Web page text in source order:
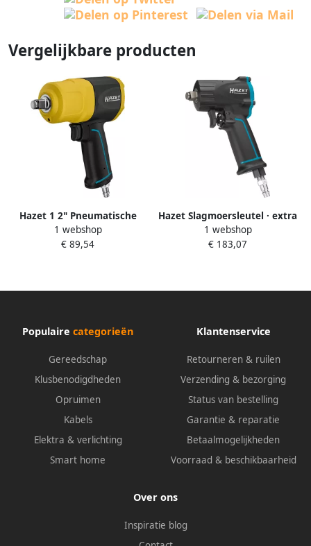
Vergelijkbare producten
Hazet 1 2" Pneumatische
Slagmoersleutel 9012SPC-2 ·
850 Nm · 1 2 inch (12 5 mm)
1 webshop
€ 89,54
Hazet Slagmoersleutel · extra
kort 9012M ·
Losdraaimoment maximaal
Jumbo-hamerslagwerk
1 webshop
€ 183,07
Populaire categorieën
Gereedschap
Klusbenodigdheden
Opruimen
Kabels
Elektra & verlichting
Smart home
Klantenservice
Retourneren & ruilen
Verzending & bezorging
Status van bestelling
Garantie & reparatie
Betaalmogelijkheden
Voorraad & beschikbaarheid
Over ons
Inspiratie blog